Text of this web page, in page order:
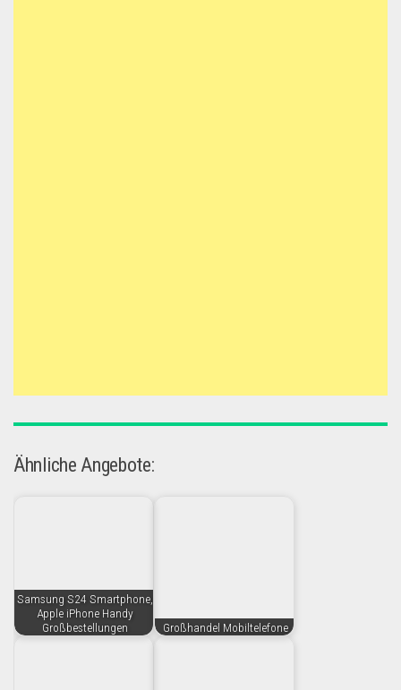
Ähnliche Angebote:
Samsung S24 Smartphone,
Apple iPhone Handy
Großbestellungen
Großhandel Mobiltelefone